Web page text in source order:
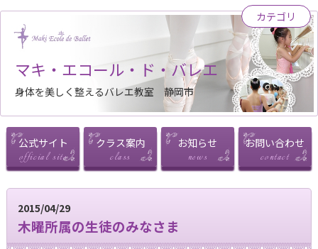
マキ・エコール・ド・バレエ
身体を美しく整えるバレエ教室 静岡市
カテゴリ
公式サイト クラス案内 お知らせ お問い合わせ
2015/04/29
木曜所属の生徒のみなさま